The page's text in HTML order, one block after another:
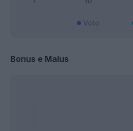
Bonus e Malus